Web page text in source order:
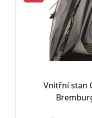
Vnitřní stan